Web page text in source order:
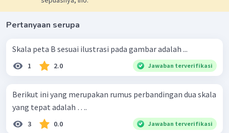
Pertanyaan serupa
Skala peta B sesuai ilustrasi pada gambar adalah ...
1 2.0 Jawaban terverifikasi
Berikut ini yang merupakan rumus perbandingan dua skala
yang tepat adalah ….
3 0.0 Jawaban terverifikasi